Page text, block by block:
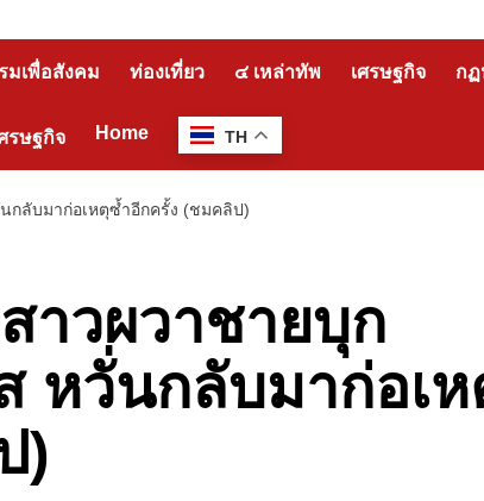
มเพื่อสังคม ท่องเที่ยว ๔ เหล่าทัพ เศรษฐกิจ กฏ
รษฐกิจ Home TH
กลับมาก่อเหตุซ้ำอีกครั้ง (ชมคลิป)
าวผวาชายบุก
หวั่นกลับมาก่อเ
)